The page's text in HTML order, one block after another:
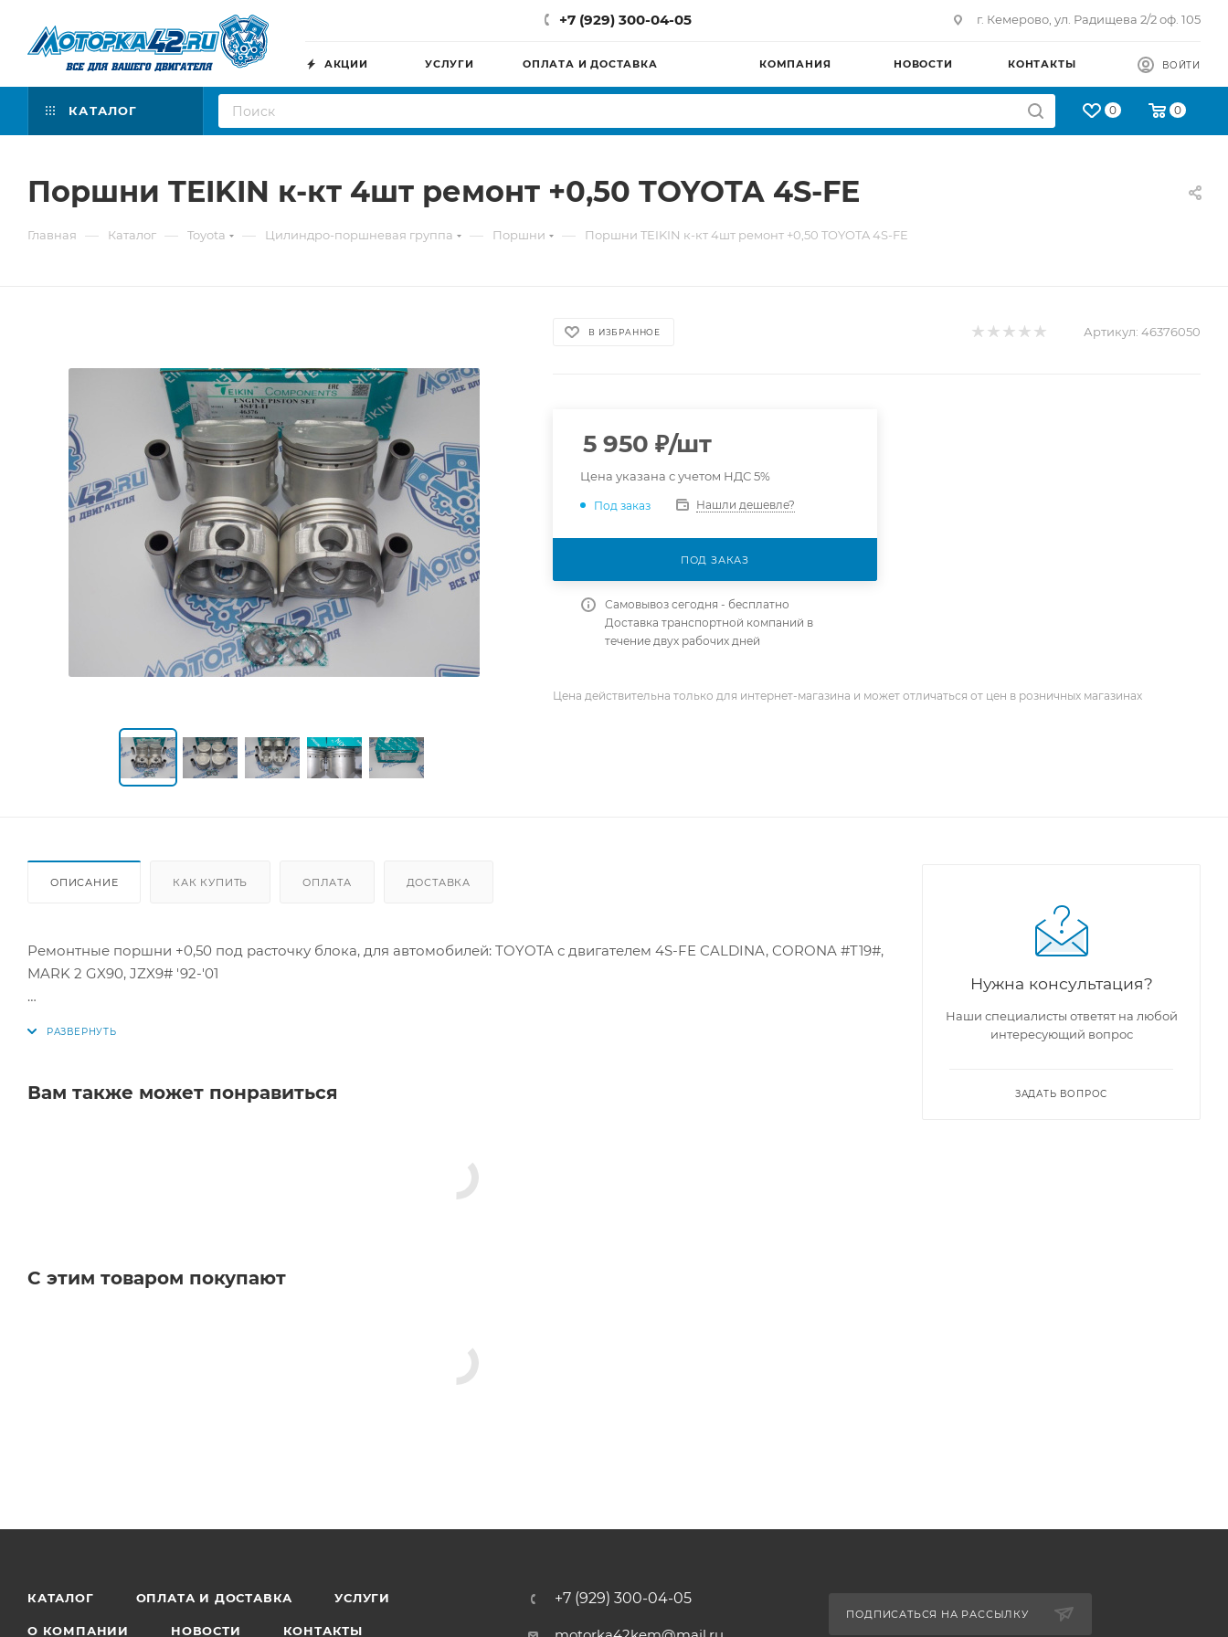
+7 (929) 300-04-05 г. Кемерово, ул. Радищева 2/2 оф. 105
АКЦИИ УСЛУГИ ОПЛАТА И ДОСТАВКА КОМПАНИЯ НОВОСТИ КОНТАКТЫ ВОЙТИ
КАТАЛОГ 0 0
Поршни TEIKIN к-кт 4шт ремонт +0,50 TOYOTA 4S-FE
Главная — Каталог — Toyota — Цилиндро-поршневая группа — Поршни — Поршни TEIKIN к-кт 4шт ремонт +0,50 TOYOTA 4S-FE
В ИЗБРАННОЕ Артикул: 46376050
5 950 ₽/шт
Цена указана с учетом НДС 5%
Под заказ Нашли дешевле?
ПОД ЗАКАЗ
Самовывоз сегодня - бесплатно
Доставка транспортной компаний в
течение двух рабочих дней
Цена действительна только для интернет-магазина и может отличаться от цен в розничных магазинах
ОПИСАНИЕ КАК КУПИТЬ ОПЛАТА ДОСТАВКА
Ремонтные поршни +0,50 под расточку блока, для автомобилей: TOYOTA с двигателем 4S-FE CALDINA, CORONA #T19#,
MARK 2 GX90, JZX9# '92-'01
Диаметр поршня: 82,5 мм +0,50
Вам также может понравиться
С этим товаром покупают
Нужна консультация?
Наши специалисты ответят на любой
интересующий вопрос
ЗАДАТЬ ВОПРОС
КАТАЛОГ ОПЛАТА И ДОСТАВКА УСЛУГИ
О КОМПАНИИ НОВОСТИ КОНТАКТЫ
+7 (929) 300-04-05
ПОДПИСАТЬСЯ НА РАССЫЛКУ